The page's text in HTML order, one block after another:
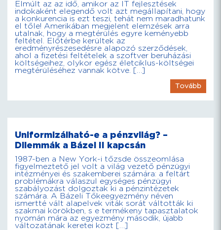
Elmúlt az az idő, amikor az IT fejlesztések
indokaként elegendő volt azt megállapítani, hogy
a konkurencia is ezt teszi, tehát nem maradhatunk
el tőle! Amerikában megjelent elemzések arra
utalnak, hogy a megtérülés egyre keményebb
feltétel. Előtérbe kerültek az
eredményrészesedésre alapozó szerződések,
ahol a fizetési feltételek a szoftver beruházási
költségeihez, olykor egész életciklus-költségei
megtérüléséhez vannak kötve. […]
Tovább
Uniformizálható-e a pénzvilág? –
Dilemmák a Bázel II kapcsán
1987-ben a New York-i tőzsde összeomlása
figyelmeztető jel volt a világ vezető pénzügyi
intézményei és szakemberei számára: a feltárt
problémákra válaszul egységes pénzügyi
szabályozást dolgoztak ki a pénzintézetek
számára. A Bázeli Tőkeegyezmény néven
ismertté vált alapelvek viták sorát váltották ki
szakmai körökben, s e termékeny tapasztalatok
nyomán mára az egyezmény második, újabb
változatának keretei közt […]